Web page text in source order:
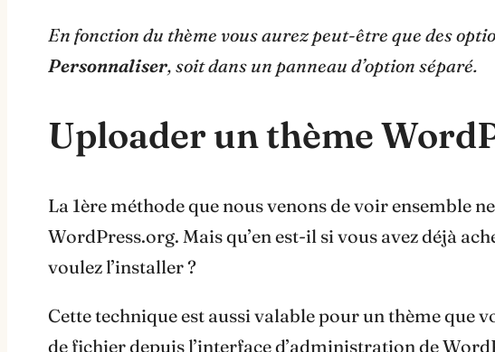
En fonction du thème vous aurez peut-être que des
Personnaliser, soit dans un panneau d’option séparé.
Uploader un thème
La 1ère méthode que nous venons de voir ensemble
WordPress.org. Mais qu’en est-il si vous avez déjà
voulez l’installer ?
Cette technique est aussi valable pour un thème que
de fichier depuis l’interface d’administration de